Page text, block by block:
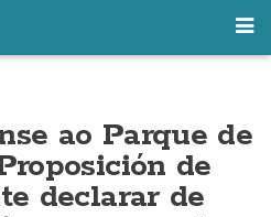
ao Parque de
de
declarar de